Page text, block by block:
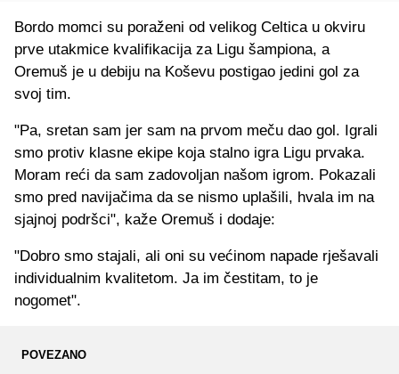
Bordo momci su poraženi od velikog Celtica u okviru
prve utakmice kvalifikacija za Ligu šampiona, a
Oremuš je u debiju na Koševu postigao jedini gol za
svoj tim.
"Pa, sretan sam jer sam na prvom meču dao gol. Igrali
smo protiv klasne ekipe koja stalno igra Ligu prvaka.
Moram reći da sam zadovoljan našom igrom. Pokazali
smo pred navijačima da se nismo uplašili, hvala im na
sjajnoj podršci", kaže Oremuš i dodaje:
"Dobro smo stajali, ali oni su većinom napade rješavali
individualnim kvalitetom. Ja im čestitam, to je
nogomet".
POVEZANO